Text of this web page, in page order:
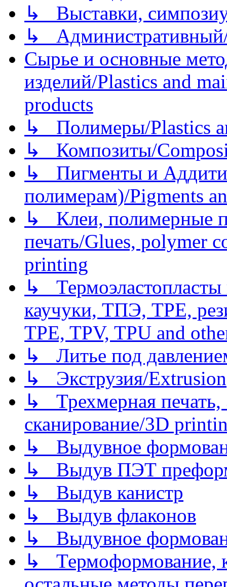
↳ Выставки,
↳
Сырье и основные
изделий/Plastics and
products
↳ Полимеры/Plastics
↳ Композиты/
↳ Пигменты и
полимерам)/Pigments
↳ Клеи, полимерные
печать/Glues, polymer
printing
↳
каучуки, ТПЭ, TPE,
TPE, TPV, TPU and
↳ Литье под
↳ Экструзия/Extrusion
↳ Трехмерная
сканирование/3D
↳ Выдувное
↳ Выдув ПЭТ
↳ Выдув канистр
↳ Выдув флаконов
↳ Выдувное
↳ Термоформование,